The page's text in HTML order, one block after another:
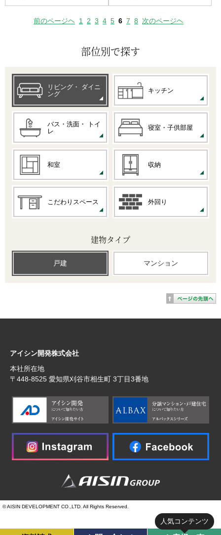
人気コンテンツ
部位別で探す
リビング・
ダイニ
ング
キッチン
バス・洗面・
トイ
レ
寝室・子供部屋
和室 収納
こだわりスペース 外回り
建物タイプ
戸建 マンション
前のページヘ 1 2 3 4 5 6 7 8 次のページヘ
アイシン開発株式会社
本社所在地
〒448‐8525 愛知県刈谷市相生町 3丁目3番地
© AISIN DEVELOPMENT CO.,LTD. All Rights Reserved.